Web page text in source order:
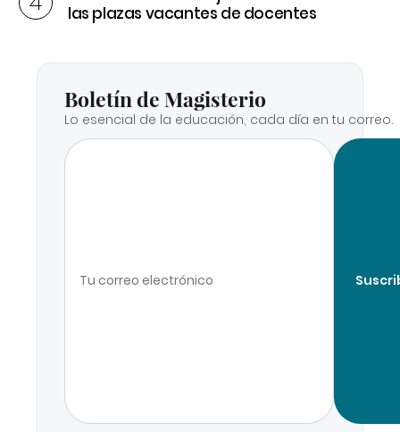
las plazas vacantes de docentes
Boletín de Magisterio
Lo esencial de la educación, cada día en tu correo.